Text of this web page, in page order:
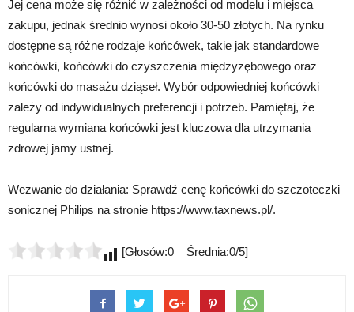
Jej cena może się różnić w zależności od modelu i miejsca
zakupu, jednak średnio wynosi około 30-50 złotych. Na rynku
dostępne są różne rodzaje końcówek, takie jak standardowe
końcówki, końcówki do czyszczenia międzyzębowego oraz
końcówki do masażu dziąseł. Wybór odpowiedniej końcówki
zależy od indywidualnych preferencji i potrzeb. Pamiętaj, że
regularna wymiana końcówki jest kluczowa dla utrzymania
zdrowej jamy ustnej.
Wezwanie do działania: Sprawdź cenę końcówki do szczoteczki
sonicznej Philips na stronie https://www.taxnews.pl/.
[Głosów:0 Średnia:0/5]